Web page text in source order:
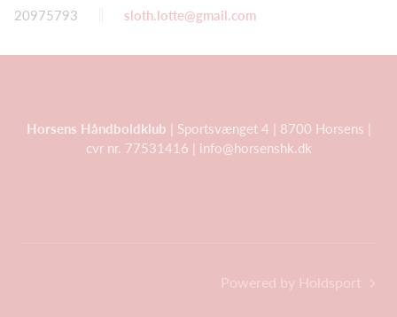
20975793 sloth.lotte@gmail.com
Horsens Håndboldklub | Sportsvænget 4 | 8700 Horsens |
cvr nr. 77531416 | info@horsenshk.dk
Powered by Holdsport